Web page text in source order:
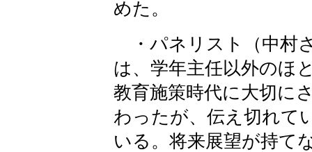
めた。
・パネリスト（中村
は、学年主任以外のほ
教育施策時代に大切に
わったが、伝え切れて
いる。将来展望が持て